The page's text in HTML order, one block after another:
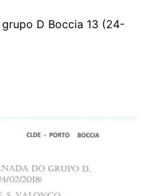
D Boccia 13 (24-